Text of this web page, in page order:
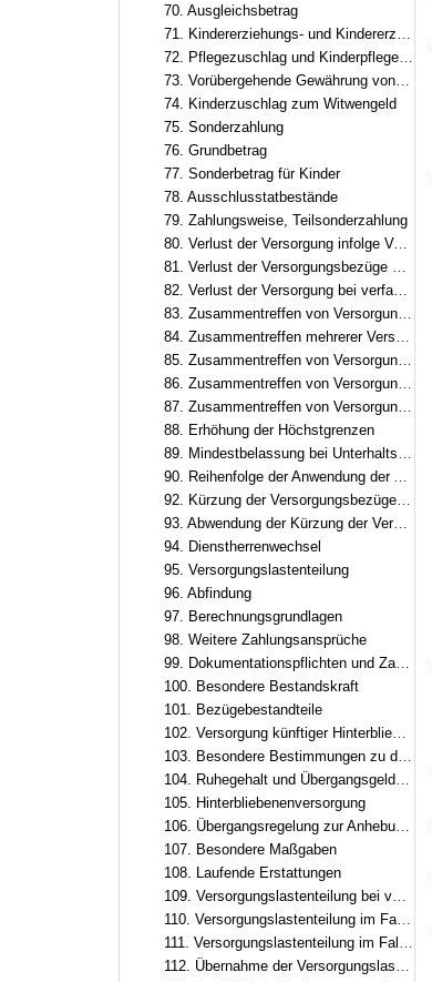
70. Ausgleichsbetrag
71. Kindererziehungs- und Kindererziehungsergänzungszuschlag
72. Pflegezuschlag und Kinderpflegeergänzungszuschlag
73. Vorübergehende Gewährung von Zuschlägen
74. Kinderzuschlag zum Witwengeld
75. Sonderzahlung
76. Grundbetrag
77. Sonderbetrag für Kinder
78. Ausschlusstatbestände
79. Zahlungsweise, Teilsonderzahlung
80. Verlust der Versorgung infolge Verurteilung
81. Verlust der Versorgungsbezüge bei Ablehnung einer erneuten Berufung
82. Verlust der Versorgung bei verfassungsfeindlicher Betätigung
83. Zusammentreffen von Versorgungsbezügen mit Erwerbs- und Erwerbsersatzeinkommen
84. Zusammentreffen mehrerer Versorgungsbezüge
85. Zusammentreffen von Versorgungsbezügen mit Renten
86. Zusammentreffen von Versorgungsbezügen mit Versorgung aus zwischenstaatlicher und überstaatlicher Verwendung
87. Zusammentreffen von Versorgungsbezügen mit Entschädigung oder Versorgungsbezügen nach dem Abgeordnetenstatut des Europäischen Parlaments
88. Erhöhung der Höchstgrenzen
89. Mindestbelassung bei Unterhaltsbeitrag nach Art. 55
90. Reihenfolge der Anwendung der Anrechnungs-, Kürzungs- und Ruhensvorschriften
92. Kürzung der Versorgungsbezüge wegen Versorgungsausgleich
93. Abwendung der Kürzung der Versorgungsbezüge
94. Dienstherrenwechsel
95. Versorgungslastenteilung
96. Abfindung
97. Berechnungsgrundlagen
98. Weitere Zahlungsansprüche
99. Dokumentationspflichten und Zahlungsmodalitäten
100. Besondere Bestandskraft
101. Bezügebestandteile
102. Versorgung künftiger Hinterbliebener, Versorgungsausgleich
103. Besondere Bestimmungen zu den ruhegehaltfähigen Bezügen, zur ruhegehaltfähigen Dienstzeit und zum Ruhegehalt
104. Ruhegehalt und Übergangsgeld auf Grund von Übergangsregelungen im Besoldungsrecht
105. Hinterbliebenenversorgung
106. Übergangsregelung zur Anhebung der Altersgrenzen
107. Besondere Maßgaben
108. Laufende Erstattungen
109. Versorgungslastenteilung bei vergangenen Dienstherrenwechseln ohne laufende Erstattung
110. Versorgungslastenteilung im Fall eines zusätzlichen Dienstherrenwechsels nach Art. 95
111. Versorgungslastenteilung im Fall eines zusätzlichen Dienstherrenwechsels nach dem Versorgungslastenteilungs-Staatsvertrag
112. Übernahme der Versorgungslasten in Altfällen